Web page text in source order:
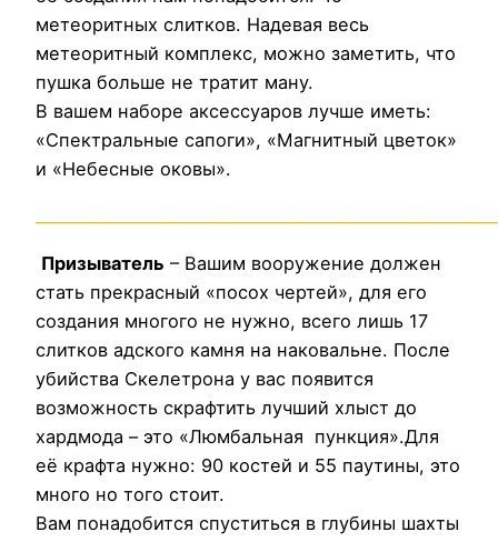
метеоритных слитков. Надевая весь
метеоритный комплекс, можно заметить, что
пушка больше не тратит ману.
В вашем наборе аксессуаров лучше иметь:
«Спектральные сапоги», «Магнитный цветок»
и «Небесные оковы».
Призыватель – Вашим вооружение должен
стать прекрасный «посох чертей», для его
создания многого не нужно, всего лишь 17
слитков адского камня на наковальне. После
убийства Скелетрона у вас появится
возможность скрафтить лучший хлыст до
хардмода – это «Люмбальная пункция».Для
её крафта нужно: 90 костей и 55 паутины, это
много но того стоит.
Вам понадобится спуститься в глубины шахты